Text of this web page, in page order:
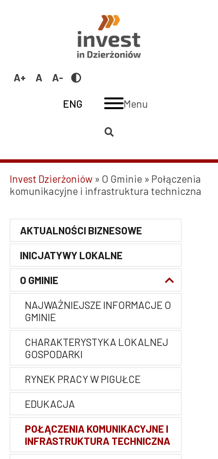
font
Przełącz
Switch
ENG Menu
Ścieżka
nawigacyjna
Invest Dzierżoniów O Gminie
Połączenia
komunikacyjne i infrastruktura techniczna
Główna
nawigacja
AKTUALNOŚCI BIZNESOWE
INICJATYWY LOKALNE
O GMINIE
NAJWAŻNIEJSZE INFORMACJE O
GMINIE
CHARAKTERYSTYKA LOKALNEJ
GOSPODARKI
RYNEK PRACY W PIGUŁCE
EDUKACJA
POŁĄCZENIA KOMUNIKACYJNE I
INFRASTRUKTURA TECHNICZNA